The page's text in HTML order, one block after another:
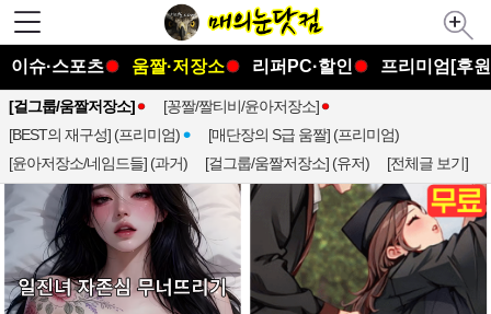
이슈·스포츠 움짤·저장소 리퍼PC·할인 프리미엄[후
[걸그룹/움짤저장소]
[꽁짤/짤티비/윤아저장소]
[BEST의 재구성] (프리미엄)
[매단장의 S급 움짤] (프리미엄)
[윤아저장소/네임드들] (과거)
[걸그룹/움짤저장소] (유저) [전체글 보기]